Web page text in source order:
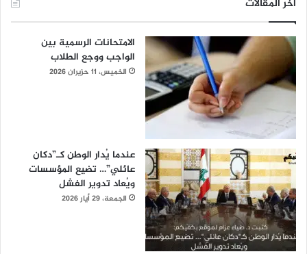
أخر المقالات
الامتحانات الرسمية بين
الواجب ووجع الطلاب
الخميس، 11 حزيران 2026
عندما يُدار الوطن كـ”دكان
عائلي”… تضيع المؤسسات
ويُعاد تدوير الفشل
الجمعة، 29 أيار 2026